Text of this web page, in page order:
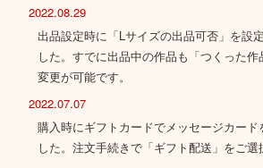
2022.08.29
出品設定時に「Lサイズの出品可否」を設
した。すでに出品中の作品も「つくった
変更が可能です。
2022.07.07
購入時にギフトカードでメッセージカード
した。注文手続きで「ギフト配送」をご選